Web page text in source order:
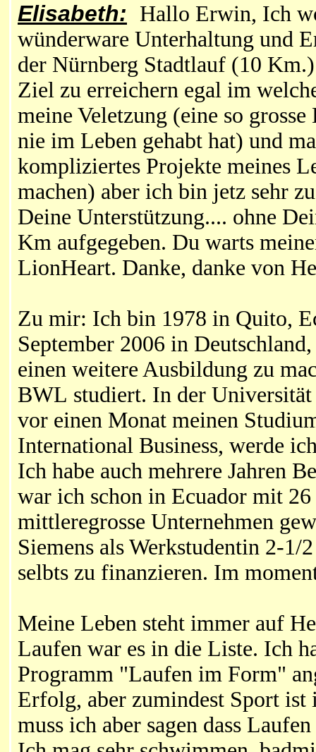
Elisabeth: Hallo Erwin, Ich
wünderware Unterhaltung und
der Nürnberg Stadtlauf (10
Ziel zu erreichern egal im
meine Veletzung (eine so
nie im Leben gehabt hat) und
kompliziertes Projekte meines
machen) aber ich bin jetz sehr
Deine Unterstützung.... ohne
Km aufgegeben. Du warts
LionHeart. Danke, danke von
Zu mir: Ich bin 1978 in Quito,
September 2006 in
einen weitere Ausbildung zu
BWL studiert. In der Universität
vor einen Monat meinen
International Business, werde
Ich habe auch mehrere Jahren
war ich schon in Ecuador mit
mittleregrosse Unternehmen
Siemens als Werkstudentin 2-1/
selbts zu finanzieren. Im
Meine Leben steht immer auf
Laufen war es in die Liste. Ich
Programm "Laufen im Form"
Erfolg, aber zumindest Sport
muss ich aber sagen dass